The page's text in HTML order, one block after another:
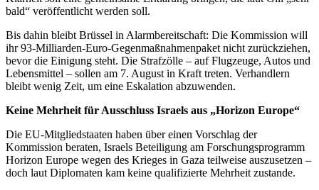
bald“ veröffentlicht werden soll.
Bis dahin bleibt Brüssel in Alarmbereitschaft: Die Kommission will
ihr 93-Milliarden-Euro-Gegenmaßnahmenpaket nicht zurückziehen,
bevor die Einigung steht. Die Strafzölle – auf Flugzeuge, Autos und
Lebensmittel – sollen am 7. August in Kraft treten. Verhandlern
bleibt wenig Zeit, um eine Eskalation abzuwenden.
Keine Mehrheit für Ausschluss Israels aus „Horizon Europe“
Die EU-Mitgliedstaaten haben über einen Vorschlag der
Kommission beraten, Israels Beteiligung am Forschungsprogramm
Horizon Europe wegen des Krieges in Gaza teilweise auszusetzen –
doch laut Diplomaten kam keine qualifizierte Mehrheit zustande.